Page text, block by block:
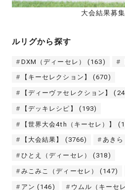
大会結果募集
ルリグから探す
DXM（ディーセレ） (163)
【キーセレクション】 (670)
【ディーヴァセレクション】
【デッキレシピ】 (193)
【世界大会4th（キーセレ）】
【大会結果】 (3766) あきら
ひとえ（ディーセレ） (318)
みこみこ（ディーセレ） (147)
アン (146) ウムル（キーセレ